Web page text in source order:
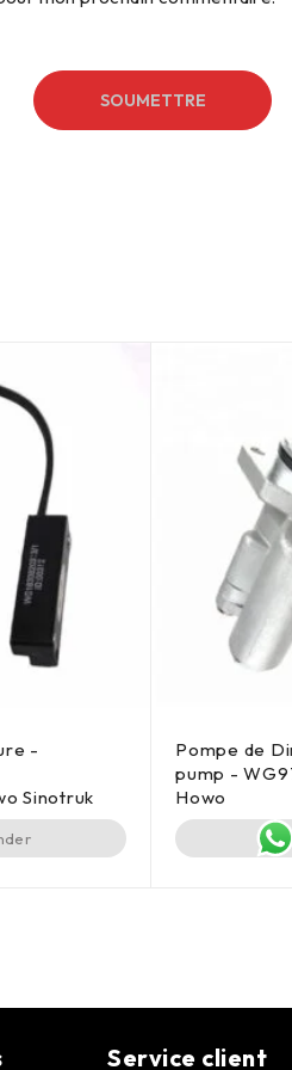
-
Sinotruk
Pompe de
pump -
Howo
Service client